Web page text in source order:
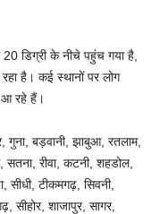
डिग्री के नीचे पहुंच गया है,
है। कई स्थानों पर लोग
आ रहे हैं।
गुना, बड़वानी, झाबुआ, रतलाम,
सतना, रीवा, कटनी, शहडोल,
सीधी, टीकमगढ़, सिवनी,
सीहोर, शाजापुर, सागर,